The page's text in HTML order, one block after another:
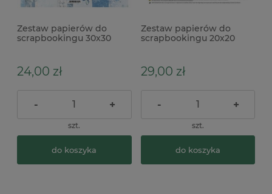
Zestaw papierów do
scrapbookingu 30x30
24,00 zł
- +
szt.
do koszyka
Zestaw papierów do
scrapbookingu 20x20
29,00 zł
- +
szt.
do koszyka